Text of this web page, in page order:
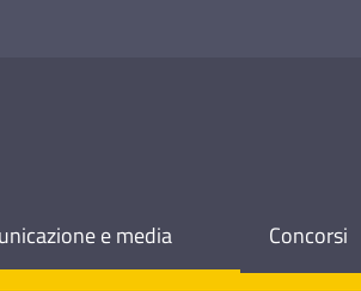
e media Concorsi